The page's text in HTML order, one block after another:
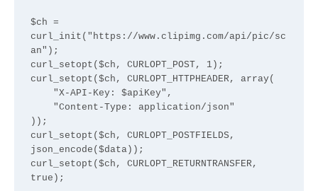
$ch =
curl_init("https://www.clipimg.com/api/pic/sc
an");
curl_setopt($ch, CURLOPT_POST, 1);
curl_setopt($ch, CURLOPT_HTTPHEADER, array(
));
curl_setopt($ch, CURLOPT_POSTFIELDS,
json_encode($data));
curl_setopt($ch, CURLOPT_RETURNTRANSFER,
true);